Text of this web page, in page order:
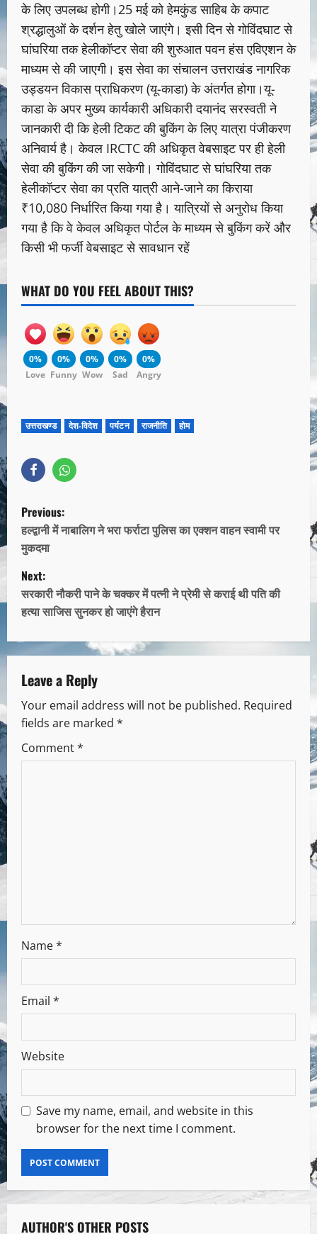
के लिए उपलब्ध होगी।25 मई को हेमकुंड साहिब के कपाट
श्रद्धालुओं के दर्शन हेतु खोले जाएंगे। इसी दिन से गोविंदघाट से
घांघरिया तक हेलीकॉप्टर सेवा की शुरुआत पवन हंस एविएशन के
माध्यम से की जाएगी। इस सेवा का संचालन उत्तराखंड नागरिक
उड्डयन विकास प्राधिकरण (यू-काडा) के अंतर्गत होगा।यू-
काडा के अपर मुख्य कार्यकारी अधिकारी दयानंद सरस्वती ने
जानकारी दी कि हेली टिकट की बुकिंग के लिए यात्रा पंजीकरण
अनिवार्य है। केवल IRCTC की अधिकृत वेबसाइट पर ही हेली
सेवा की बुकिंग की जा सकेगी। गोविंदघाट से घांघरिया तक
हेलीकॉप्टर सेवा का प्रति यात्री आने-जाने का किराया
₹10,080 निर्धारित किया गया है। यात्रियों से अनुरोध किया
गया है कि वे केवल अधिकृत पोर्टल के माध्यम से बुकिंग करें और
किसी भी फर्जी वेबसाइट से सावधान रहें
WHAT DO YOU FEEL ABOUT THIS?
0%
Love
0%
Funny
0%
Wow
0%
Sad
0%
Angry
उत्तराखण्ड देश-विदेश पर्यटन राजनीति होम
Previous:
हल्द्वानी में नाबालिग ने भरा फर्राटा पुलिस का एक्शन वाहन स्वामी पर
मुकदमा
Next:
सरकारी नौकरी पाने के चक्कर में पत्नी ने प्रेमी से कराई थी पति की
हत्या साजिस सुनकर हो जाएंगे हैरान
Leave a Reply
Your email address will not be published. Required
fields are marked *
Comment*
Name*
Email *
Website
Save my name, email, and website in this
browser for the next time I comment.
AUTHOR'S OTHER POSTS